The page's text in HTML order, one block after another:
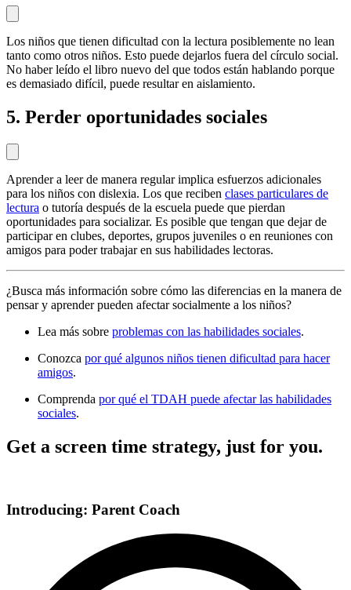
Los niños que tienen dificultad con la lectura posiblemente no lean
tanto como otros niños. Esto puede dejarlos fuera del círculo social.
No haber leído el libro nuevo del que todos están hablando porque
es demasiado difícil, puede resultar en aislamiento.
5. Perder oportunidades sociales
Aprender a leer de manera regular implica esfuerzos adicionales
para los niños con dislexia. Los que reciben clases particulares de
lectura o tutoría después de la escuela puede que pierdan
oportunidades para socializar. Es posible que tengan que dejar de
participar en clubes, deportes, grupos juveniles o en reuniones con
amigos para poder trabajar en sus habilidades lectoras.
¿Busca más información sobre cómo las diferencias en la manera de
pensar y aprender pueden afectar socialmente a los niños?
Lea más sobre problemas con las habilidades sociales.
Conozca por qué algunos niños tienen dificultad para hacer
amigos.
Comprenda por qué el TDAH puede afectar las habilidades
sociales.
Get a screen time strategy, just for you.
Introducing: Parent Coach